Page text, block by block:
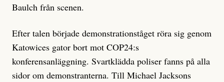
Baulch från scenen.
Efter talen började demonstrationståget röra sig genom
Katowices gator bort mot COP24:s
konferensanläggning. Svartklädda poliser fanns på alla
sidor om demonstranterna. Till Michael Jacksons